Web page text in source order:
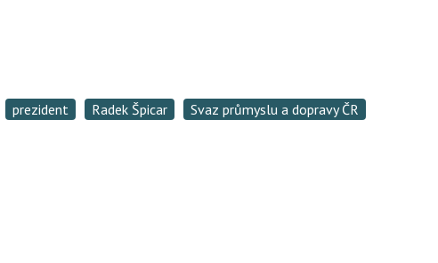
prezident Radek Špicar Svaz průmyslu a dopravy ČR